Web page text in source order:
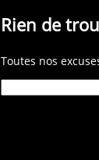
Rien de
Toutes nos